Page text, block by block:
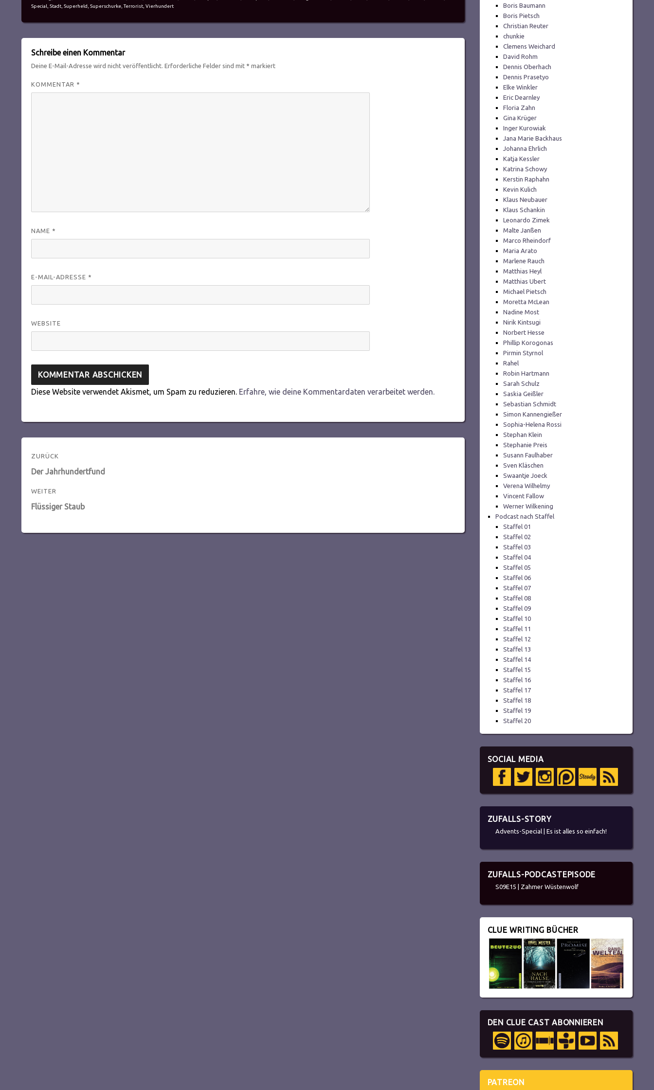
Special Stadt Superheld Superschurke ,Terrorist Vierhundert
Schreibe einen Kommentar
Deine E-Mail-Adresse wird nicht veröffentlicht. Erforderliche Felder sind mit * markiert
KOMMENTAR *
NAME *
E-MAIL-ADRESSE *
WEBSITE
Diese Website verwendet Akismet, um Spam zu reduzieren. Erfahre, wie deine Kommentardaten verarbeitet werden.
Beitragsnavigation
ZURÜCK
Vorheriger
Der Jahrhundertfund
WEITER
Nächster
Flüssiger Staub
Boris Baumann
Boris Pietsch
Christian Reuter
chunkie
Clemens Weichard
David Rohm
Dennis Oberhach
Dennis Prasetyo
Elke Winkler
Eric Dearnley
Floria Zahn
Gina Krüger
Inger Kurowiak
Jana Marie Backhaus
Johanna Ehrlich
Katja Kessler
Katrina Schowy
Kerstin Raphahn
Kevin Kulich
Klaus Neubauer
Klaus Schankin
Leonardo Zimek
Malte Janßen
Marco Rheindorf
Maria Arato
Marlene Rauch
Matthias Heyl
Matthias Ubert
Michael Pietsch
Moretta McLean
Nadine Most
Nirik Kintsugi
Norbert Hesse
Phillip Korogonas
Pirmin Styrnol
Rahel
Robin Hartmann
Sarah Schulz
Saskia Geißler
Sebastian Schmidt
Simon Kannengießer
Sophia-Helena Rossi
Stephan Klein
Stephanie Preis
Susann Faulhaber
Sven Kläschen
Swaantje Joeck
Verena Wilhelmy
Vincent Fallow
Werner Wilkening
Podcast nach Staffel
Staffel 01
Staffel 02
Staffel 03
Staffel 04
Staffel 05
Staffel 06
Staffel 07
Staffel 08
Staffel 09
Staffel 10
Staffel 11
Staffel 12
Staffel 13
Staffel 14
Staffel 15
Staffel 16
Staffel 17
Staffel 18
Staffel 19
Staffel 20
SOCIAL MEDIA
ZUFALLS-STORY
Advents-Special | Es ist alles so einfach!
ZUFALLS-PODCASTEPISODE
S09E15 | Zahmer Wüstenwolf
CLUE WRITING BÜCHER
DEN CLUE CAST ABONNIEREN
PATREON